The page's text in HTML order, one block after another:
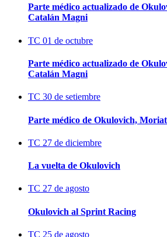
Parte médico actualizado de
Catalán Magni
TC 01 de octubre
Parte médico actualizado de
Catalán Magni
TC 30 de setiembre
Parte médico de Okulovich,
TC 27 de diciembre
La vuelta de Okulovich
TC 27 de agosto
Okulovich al Sprint Racing
TC 25 de agosto